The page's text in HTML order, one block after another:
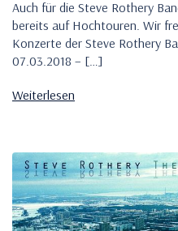
Auch für die Steve Rothery
bereits auf Hochtouren. Wir
Konzerte der Steve Rothery
07.03.2018 – […]
Weiterlesen